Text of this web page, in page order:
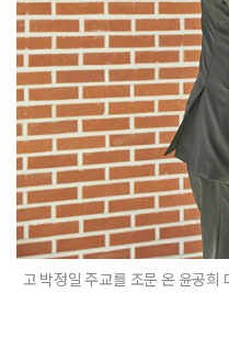
고 박정일 주교를 조문 온 윤공희